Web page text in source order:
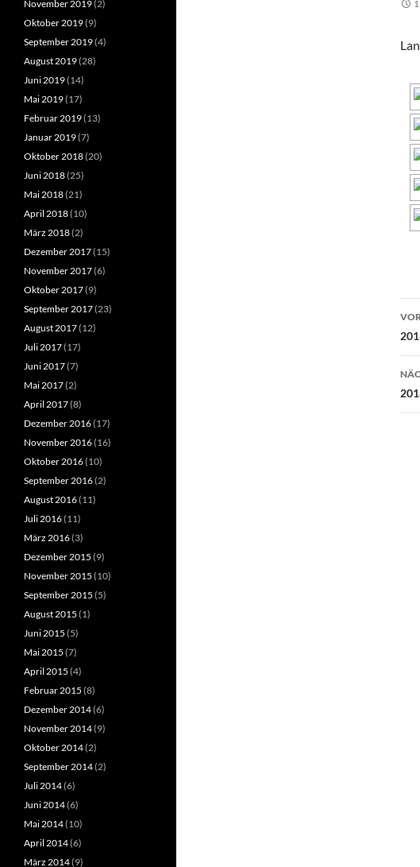
November 2019(2)
Oktober 2019(9)
September 2019(4)
August 2019(28)
Juni 2019(14)
Mai 2019(17)
Februar 2019(13)
Januar 2019(7)
Oktober 2018(20)
Juni 2018(25)
Mai 2018(21)
April 2018(10)
März 2018(2)
Dezember 2017(15)
November 2017(6)
Oktober 2017(9)
September 2017(23)
August 2017(12)
Juli 2017(17)
Juni 2017(7)
Mai 2017(2)
April 2017(8)
Dezember 2016(17)
November 2016(16)
Oktober 2016(10)
September 2016(2)
August 2016(11)
Juli 2016(11)
März 2016(3)
Dezember 2015 (9)
November 2015 (10)
September 2015 (5)
August 2015 (1)
Juni 2015 (5)
Mai 2015 (7)
April 2015 (4)
Februar 2015 (8)
Dezember 2014(6)
November 2014(9)
Oktober 2014(2)
September 2014(2)
Juli 2014(6)
Juni 2014(6)
Mai 2014(10)
April 2014(6)
März 2014(9)